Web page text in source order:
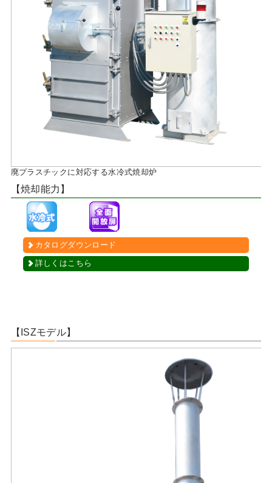
廃プラスチックに対応する水冷式焼却炉
【焼却能力】
カタログダウンロード
詳しくはこちら
【ISZモデル】